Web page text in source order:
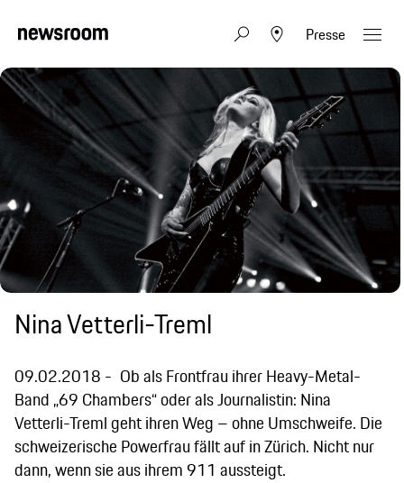
Presse
Nina Vetterli-Treml
09.02.2018
Ob als Frontfrau ihrer Heavy-Metal-
Band „69 Chambers“ oder als Journalistin: Nina
Vetterli-Treml geht ihren Weg – ohne Umschweife. Die
schweizerische Powerfrau fällt auf in Zürich. Nicht nur
dann, wenn sie aus ihrem 911 aussteigt.